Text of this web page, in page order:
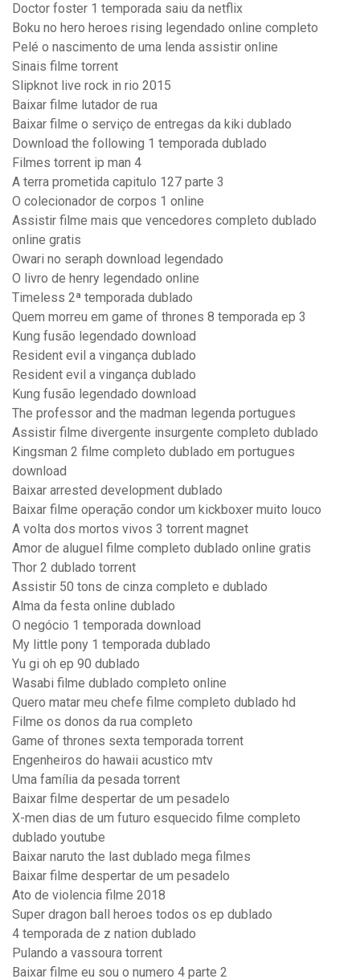
Doctor foster 1 temporada saiu da netflix
Boku no hero heroes rising legendado online completo
Pelé o nascimento de uma lenda assistir online
Sinais filme torrent
Slipknot live rock in rio 2015
Baixar filme lutador de rua
Baixar filme o serviço de entregas da kiki dublado
Download the following 1 temporada dublado
Filmes torrent ip man 4
A terra prometida capitulo 127 parte 3
O colecionador de corpos 1 online
Assistir filme mais que vencedores completo dublado
online gratis
Owari no seraph download legendado
O livro de henry legendado online
Timeless 2ª temporada dublado
Quem morreu em game of thrones 8 temporada ep 3
Kung fusão legendado download
Resident evil a vingança dublado
Resident evil a vingança dublado
Kung fusão legendado download
The professor and the madman legenda portugues
Assistir filme divergente insurgente completo dublado
Kingsman 2 filme completo dublado em portugues
download
Baixar arrested development dublado
Baixar filme operação condor um kickboxer muito louco
A volta dos mortos vivos 3 torrent magnet
Amor de aluguel filme completo dublado online gratis
Thor 2 dublado torrent
Assistir 50 tons de cinza completo e dublado
Alma da festa online dublado
O negócio 1 temporada download
My little pony 1 temporada dublado
Yu gi oh ep 90 dublado
Wasabi filme dublado completo online
Quero matar meu chefe filme completo dublado hd
Filme os donos da rua completo
Game of thrones sexta temporada torrent
Engenheiros do hawaii acustico mtv
Uma família da pesada torrent
Baixar filme despertar de um pesadelo
X-men dias de um futuro esquecido filme completo
dublado youtube
Baixar naruto the last dublado mega filmes
Baixar filme despertar de um pesadelo
Ato de violencia filme 2018
Super dragon ball heroes todos os ep dublado
4 temporada de z nation dublado
Pulando a vassoura torrent
Baixar filme eu sou o numero 4 parte 2